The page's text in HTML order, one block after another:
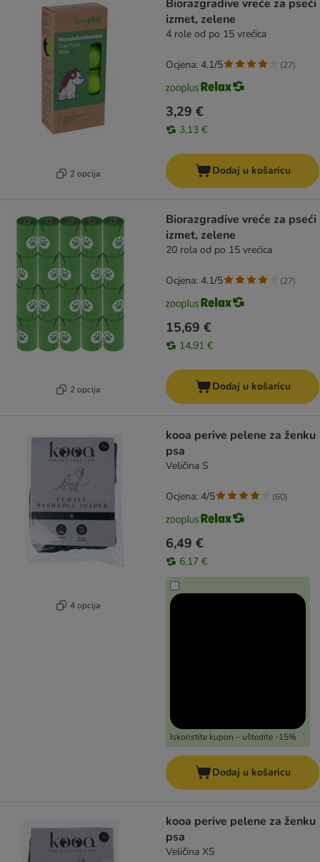
2 opcija
Biorazgradive vreće za pseći
izmet, zelene
4 role od po 15 vrećica
3,29 €
3,13 €
Ocjena: 4.1/5 (27)
Dodaj u košaricu
2 opcija
Biorazgradive vreće za pseći
izmet, zelene
20 rola od po 15 vrećica
15,69 €
14,91 €
Ocjena: 4.1/5 (27)
Dodaj u košaricu
4 opcija
kooa perive pelene za ženku
psa
Veličina S
6,49 €
6,17 €
Iskoristite kupon – uštedite -15%
Ocjena: 4/5 (60)
Dodaj u košaricu
kooa perive pelene za ženku
psa
Veličina XS